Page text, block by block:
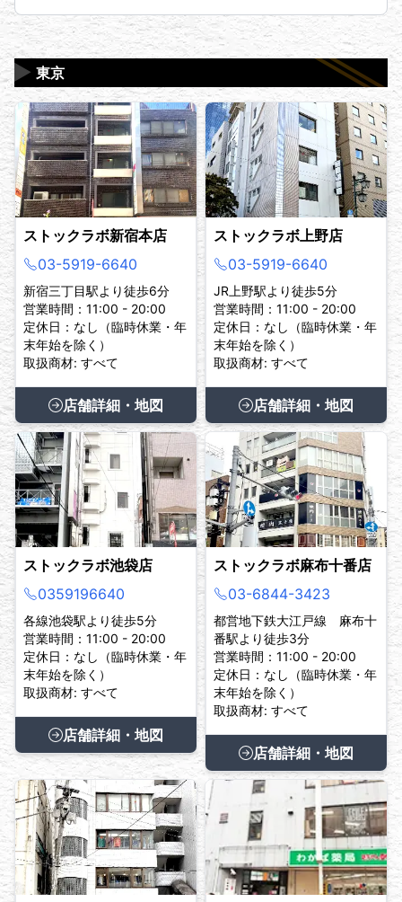
固定電話、未払いでも可能）又は住民票が必要とな
りますので、住所変更されていない上記記載の身分
証明書と一緒にお持ちください。
※有効期限の切れた身分証明書はお取扱いできないの
でご注意ください。
また、鑑定証、保証書（ギャランティーカード）、
箱、保存袋、タグなど、商品を証明できるものをお
持ちの場合はご一緒にお持ちください。
東京
▶
ストックラボ新宿本店
03-5919-6640
新宿三丁目駅より徒歩6分
営業時間：11:00 - 20:00
定休日：なし（臨時休業・年
末年始を除く）
取扱商材: すべて
店舗詳細・地図
ストックラボ上野店
03-5919-6640
JR上野駅より徒歩5分
営業時間：11:00 - 20:00
定休日：なし（臨時休業・年
末年始を除く）
取扱商材: すべて
店舗詳細・地図
ストックラボ池袋店
0359196640
各線池袋駅より徒歩5分
営業時間：11:00 - 20:00
定休日：なし（臨時休業・年
末年始を除く）
取扱商材: すべて
店舗詳細・地図
ストックラボ麻布十番店
03-6844-3423
都営地下鉄大江戸線 麻布十
番駅より徒歩3分
営業時間：11:00 - 20:00
定休日：なし（臨時休業・年
末年始を除く）
取扱商材: すべて
店舗詳細・地図